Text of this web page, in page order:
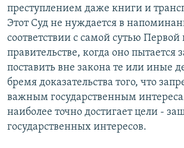
преступлением даже книги и
Этот Суд не нуждается в
соответствии с самой сутью
правительстве, когда оно пытается
поставить вне закона те или иные
бремя доказательства того, что
важным государственным
наиболее точно достигает цели -
государственных интересов.